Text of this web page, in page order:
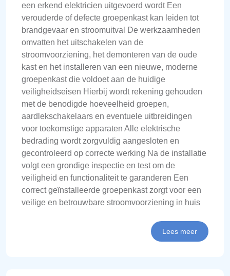
een erkend elektricien uitgevoerd wordt Een
verouderde of defecte groepenkast kan leiden tot
brandgevaar en stroomuitval De werkzaamheden
omvatten het uitschakelen van de
stroomvoorziening, het demonteren van de oude
kast en het installeren van een nieuwe, moderne
groepenkast die voldoet aan de huidige
veiligheidseisen Hierbij wordt rekening gehouden
met de benodigde hoeveelheid groepen,
aardlekschakelaars en eventuele uitbreidingen
voor toekomstige apparaten Alle elektrische
bedrading wordt zorgvuldig aangesloten en
gecontroleerd op correcte werking Na de installatie
volgt een grondige inspectie en test om de
veiligheid en functionaliteit te garanderen Een
correct geïnstalleerde groepenkast zorgt voor een
veilige en betrouwbare stroomvoorziening in huis
Lees meer